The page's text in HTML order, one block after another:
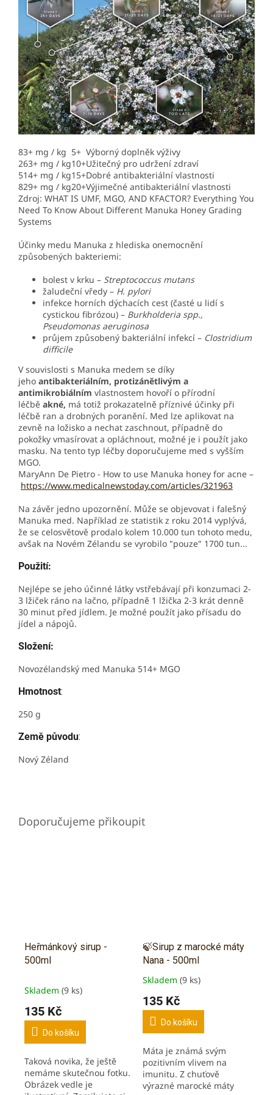
83+ mg / kg 5+ Výborný doplněk výživy
263+ mg / kg10+Užitečný pro udržení zdraví
514+ mg / kg15+Dobré antibakteriální vlastnosti
829+ mg / kg20+Výjimečné antibakteriální vlastnosti
Zdroj: WHAT IS UMF, MGO, AND KFACTOR? Everything You
Need To Know About Different Manuka Honey Grading
Systems
Účinky medu Manuka z hlediska onemocnění
způsobených bakteriemi:
bolest v krku – Streptococcus mutans
žaludeční vředy – H. pylori
infekce horních dýchacích cest (časté u lidí s
cystickou fibrózou) – Burkholderia spp.,
Pseudomonas aeruginosa
průjem způsobený bakteriální infekcí – Clostridium
difficile
V souvislosti s Manuka medem se díky
jeho antibakteriálním, protizánětlivým a
antimikrobiálním vlastnostem hovoří o přírodní
léčbě akné, má totiž prokazatelně příznivé účinky při
léčbě ran a drobných poranění. Med lze aplikovat na
zevně na ložisko a nechat zaschnout, případně do
pokožky vmasírovat a opláchnout, možné je i použít jako
masku. Na tento typ léčby doporučujeme med s vyšším
MGO.
MaryAnn De Pietro - How to use Manuka honey for acne –
https://www.medicalnewstoday.com/articles/321963
Na závěr jedno upozornění. Může se objevovat i falešný
Manuka med. Například ze statistik z roku 2014 vyplývá,
že se celosvětově prodalo kolem 10.000 tun tohoto medu,
avšak na Novém Zélandu se vyrobilo "pouze" 1700 tun...
Použití:
Nejlépe se jeho účinné látky vstřebávají při konzumaci 2-
3 lžiček ráno na lačno, případně 1 lžička 2-3 krát denně
30 minut před jídlem. Je možné použít jako přísadu do
jídel a nápojů.
Složení:
Novozélandský med Manuka 514+ MGO
Hmotnost:
250 g
Země původu:
Nový Zéland
Heřmánkový sirup -
500ml
Skladem (9 ks)
135 Kč
Do košíku
Taková novika, že ještě
nemáme skutečnou fotku.
Obrázek vedle je
🍃Sirup z marocké máty
Nana - 500ml
Průměrné
hodnocení
produktu
5,0
5
hvězdiček.
Skladem (9 ks)
135 Kč
Do košíku
Máta je známá svým
pozitivním vlivem na
imunitu. Z chuťově
výrazné marocké máty